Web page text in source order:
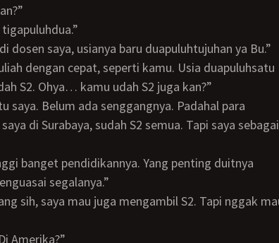
tigapuluhdua.”
dosen saya, usianya baru duapuluhtujuhan ya Bu.”
S2. Ohya… kamu udah S2 juga kan?”
di Surabaya, sudah S2 semua. Tapi saya sebagai
segalanya.”
Amerika?”